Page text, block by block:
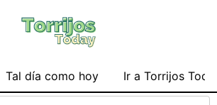
Tal día como hoy Ir a Torrijos